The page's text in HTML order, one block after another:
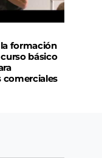
formación
básico
comerciales